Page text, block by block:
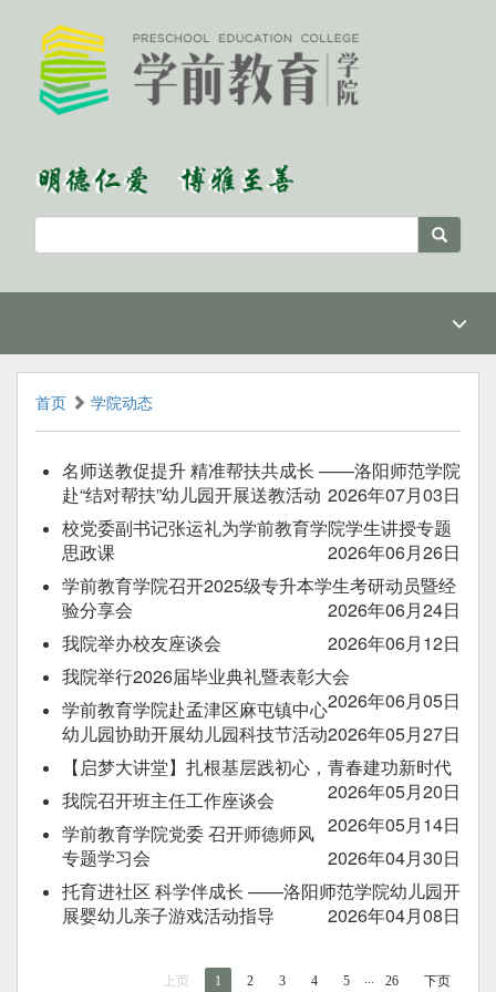
首页 学院动态
名师送教促提升 精准帮扶共成长 ——洛阳师范学院
赴“结对帮扶”幼儿园开展送教活动 2026年07月03日
校党委副书记张运礼为学前教育学院学生讲授专题
思政课
2026年06月26日
学前教育学院召开2025级专升本学生考研动员暨经
验分享会
2026年06月24日
我院举办校友座谈会
2026年06月12日
我院举行2026届毕业典礼暨表彰大会
2026年06月05日
学前教育学院赴孟津区麻屯镇中心
幼儿园协助开展幼儿园科技节活动2026年05月27日
【启梦大讲堂】扎根基层践初心，青春建功新时代
2026年05月20日
我院召开班主任工作座谈会
2026年05月14日
学前教育学院党委 召开师德师风
专题学习会
2026年04月30日
托育进社区 科学伴成长 ——洛阳师范学院幼儿园开
展婴幼儿亲子游戏活动指导
2026年04月08日
上页 1 2 3 4 5 ... 26 下页